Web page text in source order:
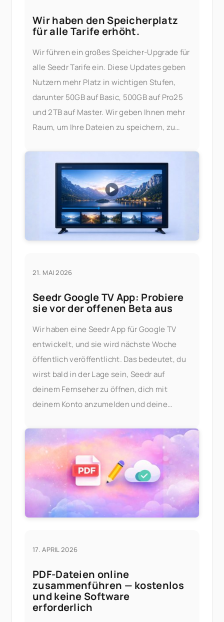
Wir haben den Speicherplatz
für alle Tarife erhöht.
Wir führen ein großes Speicher-Upgrade für
alle Seedr Tarife ein. Diese Updates geben
Nutzern mehr Platz in wichtigen Stufen,
darunter 50GB auf Basic, 500GB auf Pro25
und 2TB auf Master. Wir geben Ihnen mehr
Raum, um Ihre Dateien zu speichern, zu
hat sich geändert? Hier ist
21. MAI 2026
Seedr Google TV App: Probiere
sie vor der offenen Beta aus
Wir haben eine Seedr App für Google TV
entwickelt, und sie wird nächste Woche
öffentlich veröffentlicht. Das bedeutet, du
wirst bald in der Lage sein, Seedr auf
deinem Fernseher zu öffnen, dich mit
deinem Konto anzumelden und deine
streamen. Probiere sie frühzeitig aus, wenn
du die
17. APRIL 2026
PDF-Dateien online
zusammenführen — kostenlos
und keine Software
erforderlich